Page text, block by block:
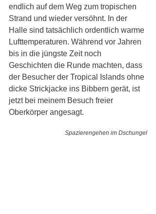
endlich auf dem Weg zum tropischen
Strand und wieder versöhnt. In der
Halle sind tatsächlich ordentlich warme
Lufttemperaturen. Während vor Jahren
bis in die jüngste Zeit noch
Geschichten die Runde machten, dass
der Besucher der Tropical Islands ohne
dicke Strickjacke ins Bibbern gerät, ist
jetzt bei meinem Besuch freier
Oberkörper angesagt.
Spazierengehen im Dschungel